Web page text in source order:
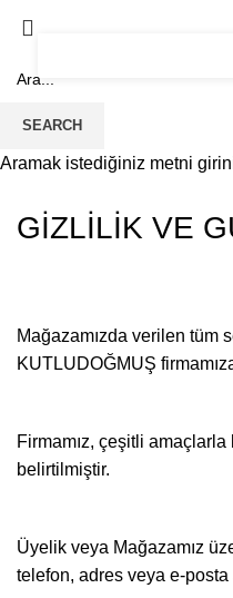
GİZLİLİK VE
Mağazamızda verilen tüm
KUTLUDOĞMUŞ
Firmamız, çeşitli
belirtilmiştir.
Üyelik veya Mağazamız
telefon, adres veya e-posta
SEARCH
Aramak istediğiniz metni